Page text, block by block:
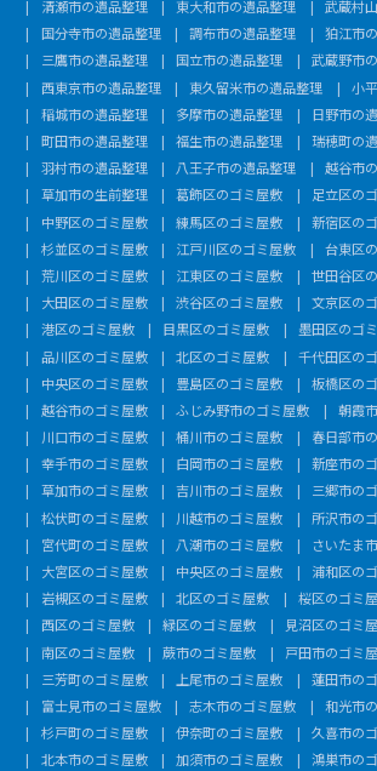
清瀬市の遺品整理
東大和市の遺品整理
武蔵村
国分寺市の遺品整理
調布市の遺品整理
狛江市
三鷹市の遺品整理
国立市の遺品整理
武蔵野市
西東京市の遺品整理
東久留米市の遺品整理
小
稲城市の遺品整理
多摩市の遺品整理
日野市の
町田市の遺品整理
福生市の遺品整理
瑞穂町の
羽村市の遺品整理
八王子市の遺品整理
越谷市
草加市の生前整理
葛飾区のゴミ屋敷
足立区の
中野区のゴミ屋敷
練馬区のゴミ屋敷
新宿区の
杉並区のゴミ屋敷
江戸川区のゴミ屋敷
台東区
荒川区のゴミ屋敷
江東区のゴミ屋敷
世田谷区
大田区のゴミ屋敷
渋谷区のゴミ屋敷
文京区の
港区のゴミ屋敷
目黒区のゴミ屋敷
墨田区のゴ
品川区のゴミ屋敷
北区のゴミ屋敷
千代田区の
中央区のゴミ屋敷
豊島区のゴミ屋敷
板橋区の
越谷市のゴミ屋敷
ふじみ野市のゴミ屋敷
朝霞
川口市のゴミ屋敷
桶川市のゴミ屋敷
春日部市
幸手市のゴミ屋敷
白岡市のゴミ屋敷
新座市の
草加市のゴミ屋敷
吉川市のゴミ屋敷
三郷市の
松伏町のゴミ屋敷
川越市のゴミ屋敷
所沢市の
宮代町のゴミ屋敷
八潮市のゴミ屋敷
さいたま
大宮区のゴミ屋敷
中央区のゴミ屋敷
浦和区の
岩槻区のゴミ屋敷
北区のゴミ屋敷
桜区のゴミ
西区のゴミ屋敷
緑区のゴミ屋敷
見沼区のゴミ
南区のゴミ屋敷
蕨市のゴミ屋敷
戸田市のゴミ
三芳町のゴミ屋敷
上尾市のゴミ屋敷
蓮田市の
富士見市のゴミ屋敷
志木市のゴミ屋敷
和光市
杉戸町のゴミ屋敷
伊奈町のゴミ屋敷
久喜市の
北本市のゴミ屋敷
加須市のゴミ屋敷
鴻巣市の